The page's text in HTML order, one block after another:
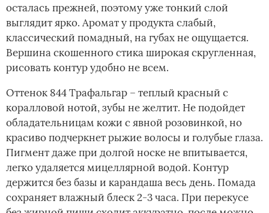
осталась прежней, поэтому уже тонкий слой
выглядит ярко. Аромат у продукта слабый,
классический помадный, на губах не ощущается.
Вершина скошенного стика широкая скругленная,
рисовать контур удобно не всем.
Оттенок 844 Трафальгар – теплый красный с
коралловой нотой, зубы не желтит. Не подойдет
обладательницам кожи с явной розовинкой, но
красиво подчеркнет рыжие волосы и голубые глаза.
Пигмент даже при долгой носке не впитывается,
легко удаляется мицеллярной водой. Контур
держится без базы и карандаша весь день. Помада
сохраняет влажный блеск 2-3 часа. При перекусе